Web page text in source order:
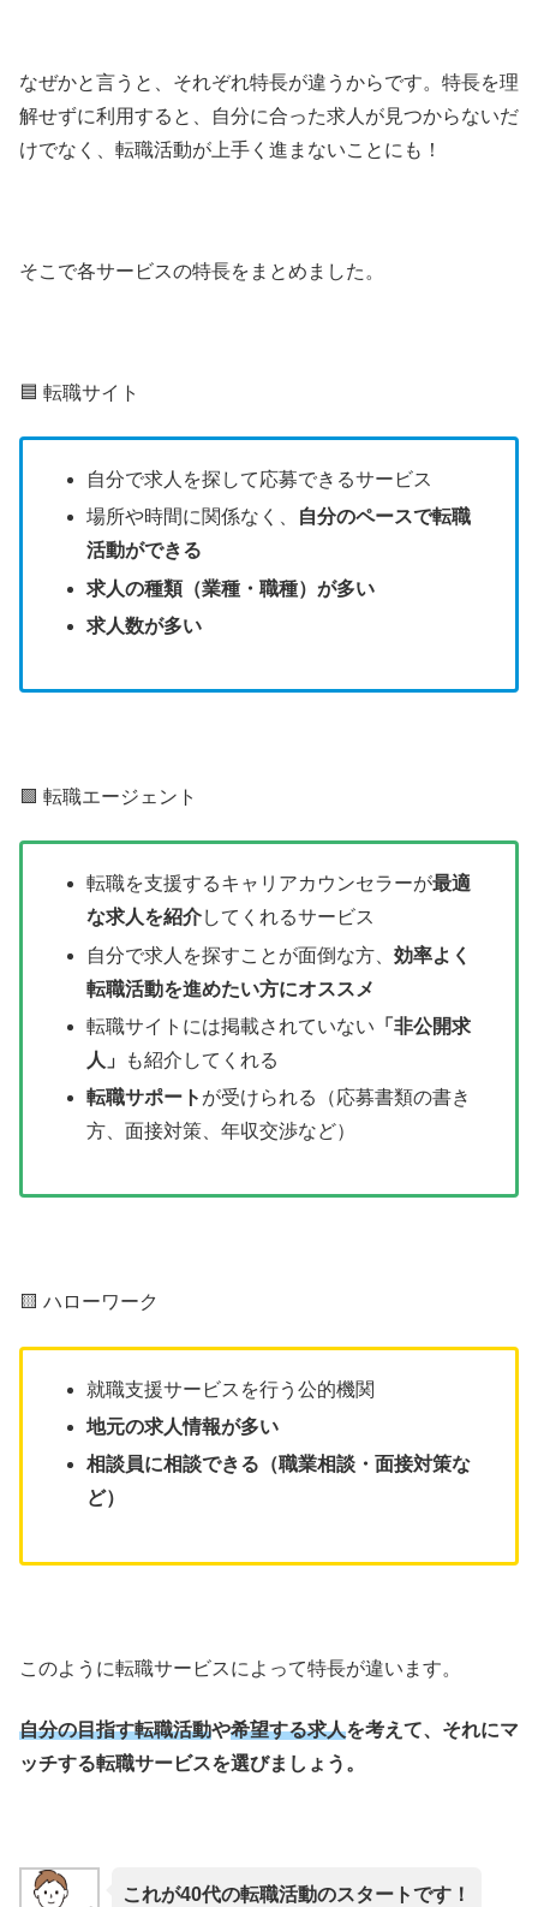
なぜかと言うと、それぞれ特長が違うからです。特長を理
解せずに利用すると、自分に合った求人が見つからないだ
けでなく、転職活動が上手く進まないことにも！
そこで各サービスの特長をまとめました。
🟦 転職サイト
自分で求人を探して応募できるサービス
場所や時間に関係なく、
自分のペースで転職
活動ができる
求人の種類（業種・職種）が多い
求人数が多い
🟩 転職エージェント
転職を支援するキャリアカウンセラーが最適
な求人を紹介してくれるサービス
自分で求人を探すことが面倒な方、効率よく
転職活動を進めたい方にオススメ
転職サイトには掲載されていない 「非公開求
人」
も紹介してくれる
転職サポート が受けられる（応募書類の書き
方、面接対策、年収交渉など）
🟨 ハローワーク
就職支援サービスを行う公的機関
地元の求人情報が多い
相談員に相談できる（職業相談・面接対策な
ど）
このように転職サービスによって特長が違います。
自分の目指す転職活動や希望する求人を考えて、それにマ
ッチする転職サービスを選びましょう。
これが40代の転職活動のスタートです！